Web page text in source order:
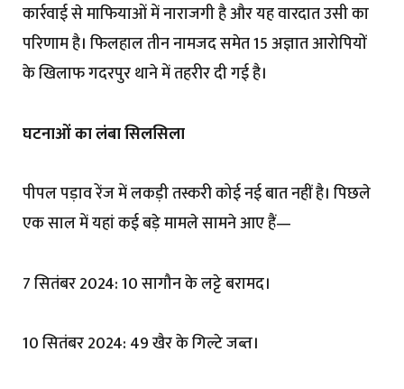
कार्रवाई से माफियाओं में नाराजगी है और यह वारदात उसी का
परिणाम है। फिलहाल तीन नामजद समेत 15 अज्ञात आरोपियों
के खिलाफ गदरपुर थाने में तहरीर दी गई है।
घटनाओं का लंबा सिलसिला
पीपल पड़ाव रेंज में लकड़ी तस्करी कोई नई बात नहीं है। पिछले
एक साल में यहां कई बड़े मामले सामने आए हैं—
7 सितंबर 2024: 10 सागौन के लट्टे बरामद।
10 सितंबर 2024: 49 खैर के गिल्टे जब्त।